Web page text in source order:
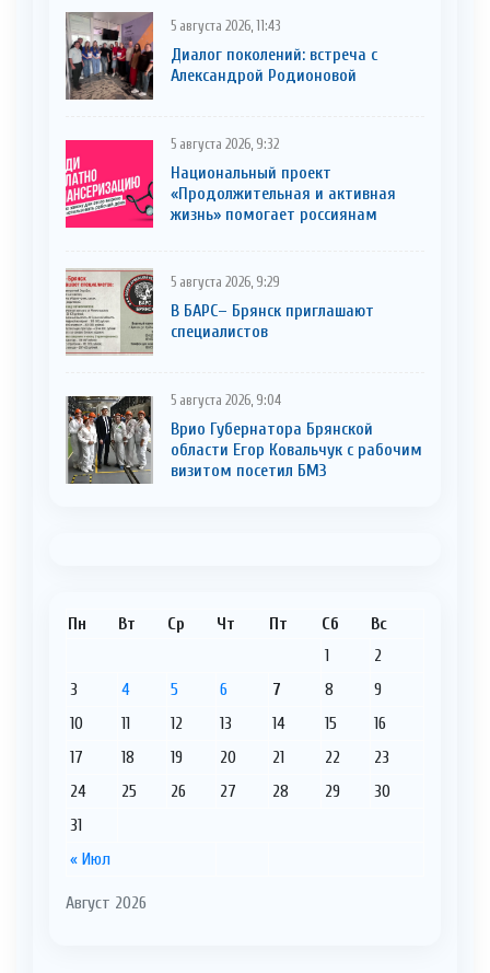
5 августа 2026, 11:43
Диалог поколений: встреча с
Александрой Родионовой
5 августа 2026, 9:32
Национальный проект
«Продолжительная и активная
жизнь» помогает россиянам
5 августа 2026, 9:29
В БАРС– Брянcк приглaшают
cпециaлистoв
5 августа 2026, 9:04
Врио Губернатора Брянской
области Егор Ковальчук с рабочим
визитом посетил БМЗ
Август 2026
Пн Вт Ср Чт Пт Сб Вс
« Июл
1
2
3
4 5 6 7 8
9
10
11 12 13 14 15
16
17
18 19 20 21 22
23
24
25 26 27 28 29
30
31